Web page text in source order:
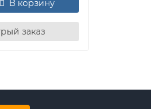
В корзину
заказ